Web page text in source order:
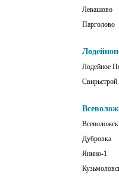
Левашово
Парголово
Лодейное
Свирьстрой
Всеволожск
Дубровка
Янино-1